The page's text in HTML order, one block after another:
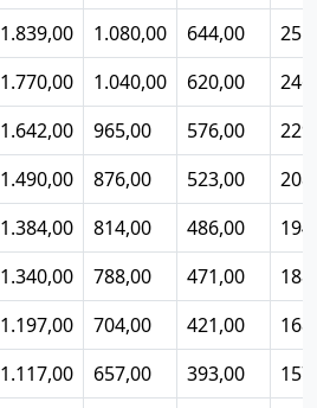
1.839,00 1.080,00 644,00
1.770,00 1.040,00 620,00
1.642,00 965,00 576,00
1.490,00 876,00 523,00
1.384,00 814,00 486,00
1.340,00 788,00 471,00
1.197,00 704,00 421,00
1.117,00 657,00 393,00